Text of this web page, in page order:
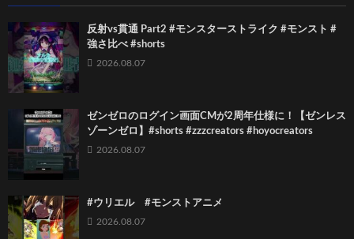
反射vs貫通 Part2 #モンスターストライク #モンスト #
強さ比べ #shorts
2026.08.07
ゼンゼロのログイン画面CMが2周年仕様に！【ゼンレス
ゾーンゼロ】#shorts #zzzcreators #hoyocreators
2026.08.07
#ウリエル #モンストアニメ
2026.08.07